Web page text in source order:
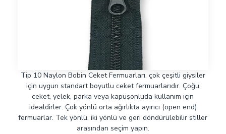
Tip 10 Naylon Bobin Ceket Fermuarları, çok çeşitli giysiler
için uygun standart boyutlu ceket fermuarlarıdır. Çoğu
ceket, yelek, parka veya kapüşonluda kullanım için
idealdirler. Çok yönlü orta ağırlıkta ayırıcı (open end)
fermuarlar. Tek yönlü, iki yönlü ve geri döndürülebilir stiller
arasından seçim yapın.